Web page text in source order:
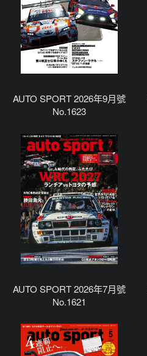
AUTO SPORT 2026年9月號
No.1623
AUTO SPORT 2026年7月號
No.1621